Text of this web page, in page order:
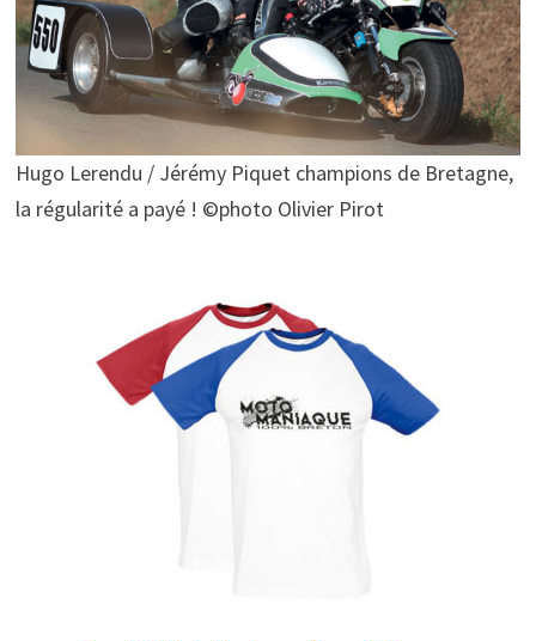
Hugo Lerendu / Jérémy Piquet champions de Bretagne,
la régularité a payé ! ©photo Olivier Pirot